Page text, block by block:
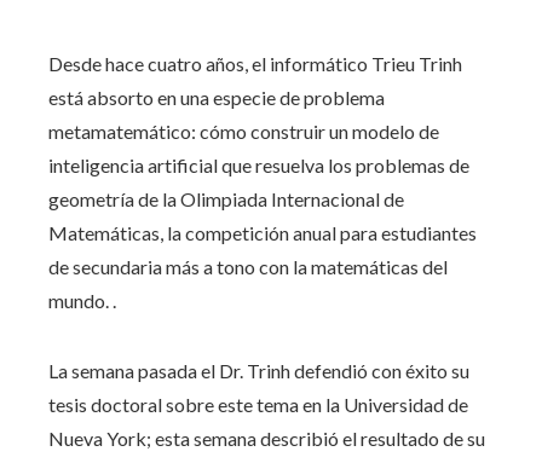
Desde hace cuatro años, el informático Trieu Trinh
está absorto en una especie de problema
metamatemático: cómo construir un modelo de
inteligencia artificial que resuelva los problemas de
geometría de la Olimpiada Internacional de
Matemáticas, la competición anual para estudiantes
de secundaria más a tono con la matemáticas del
mundo. .
La semana pasada el Dr. Trinh defendió con éxito su
tesis doctoral sobre este tema en la Universidad de
Nueva York; esta semana describió el resultado de su